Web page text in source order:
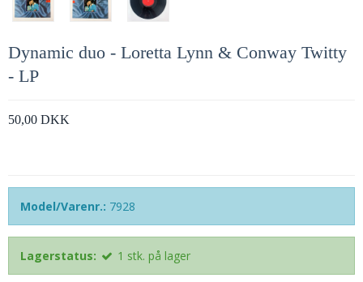
Dynamic duo - Loretta Lynn & Conway Twitty
- LP
50,00 DKK
Model/Varenr.: 7928
Lagerstatus: 1 stk. på lager